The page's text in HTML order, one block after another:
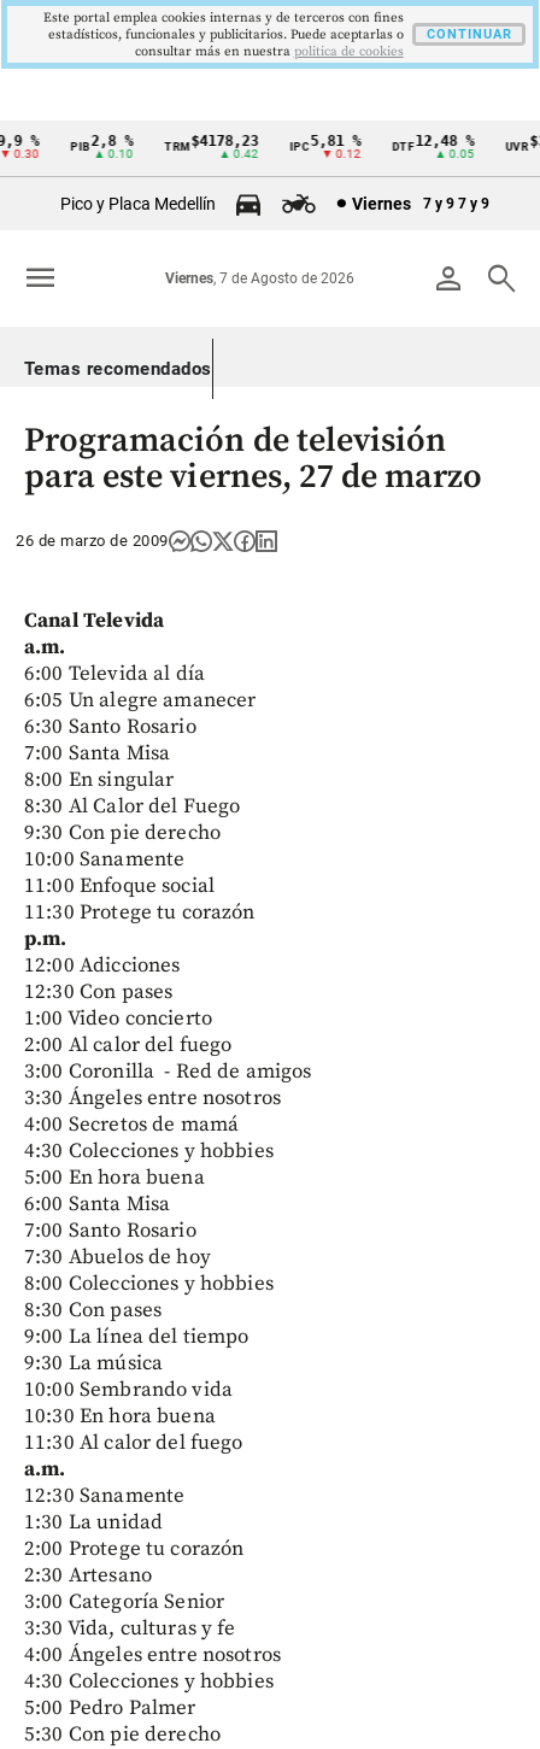
Cintillo
Colombia
2,8 %
▲ 0.10
TRM$4178,23
▲ 0.42
5,81 %
▼ 0.12
12,48 %
▲ 0.05
Pico y Placa Medellín Viernes 7 y 9 7 y 9
person search
Viernes, 7 de Agosto de 2026
menu
Temas recomendados
Programación de televisión
para este viernes, 27 de marzo
26 de marzo de 2009
Canal Televida
a.m.
6:00 Televida al día
6:05 Un alegre amanecer
6:30 Santo Rosario
7:00 Santa Misa
8:00 En singular
8:30 Al Calor del Fuego
9:30 Con pie derecho
10:00 Sanamente
11:00 Enfoque social
11:30 Protege tu corazón
p.m.
12:00 Adicciones
12:30 Con pases
1:00 Video concierto
2:00 Al calor del fuego
3:00 Coronilla - Red de amigos
3:30 Ángeles entre nosotros
4:00 Secretos de mamá
4:30 Colecciones y hobbies
5:00 En hora buena
6:00 Santa Misa
7:00 Santo Rosario
7:30 Abuelos de hoy
8:00 Colecciones y hobbies
8:30 Con pases
9:00 La línea del tiempo
9:30 La música
10:00 Sembrando vida
10:30 En hora buena
11:30 Al calor del fuego
a.m.
12:30 Sanamente
1:30 La unidad
2:00 Protege tu corazón
2:30 Artesano
3:00 Categoría Senior
3:30 Vida, culturas y fe
4:00 Ángeles entre nosotros
4:30 Colecciones y hobbies
5:00 Pedro Palmer
5:30 Con pie derecho
Este portal emplea cookies internas y de terceros con fines
estadísticos, funcionales y publicitarios. Puede aceptarlas o
consultar más en nuestra politica de cookies
CONTINUAR